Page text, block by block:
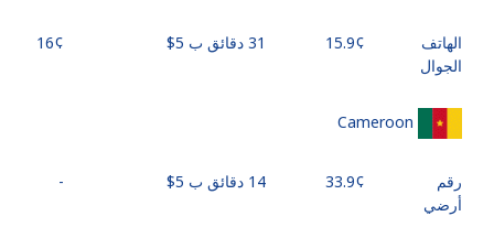
الهاتف
الجوال
31 دقائق ب ⁦$5⁩
Cameroon
رقم
أرضي
14 دقائق ب ⁦$5⁩ -